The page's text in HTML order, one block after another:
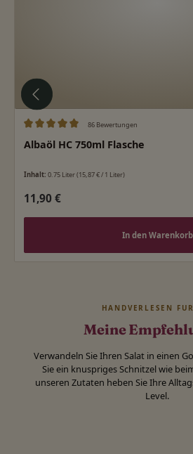
86 Bewertungen
Albaöl HC 750ml Flasche
Inhalt: 0.75 Liter(15,87 € / 1 Liter)
Regulärer Preis:
11,90 €
In den Warenkorb
Meine
HANDVERLESEN
Verwandeln Sie Ihren Salat in einen
Sie ein knuspriges Schnitzel wie
unseren Zutaten heben Sie Ihre
Level.